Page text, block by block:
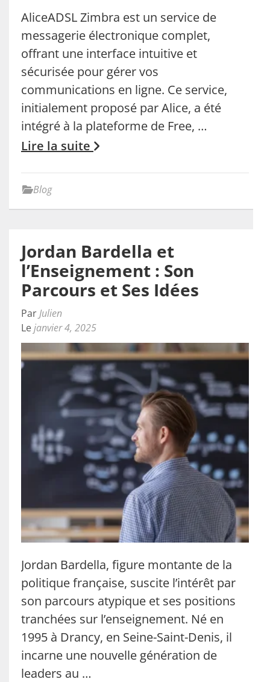
AliceADSL Zimbra est un service de
messagerie électronique complet,
offrant une interface intuitive et
sécurisée pour gérer vos
communications en ligne. Ce service,
initialement proposé par Alice, a été
intégré à la plateforme de Free, …
Lire la suite
Blog
Jordan Bardella et
l’Enseignement : Son
Parcours et Ses Idées
ParJulien
Lejanvier 4, 2025
Jordan Bardella, figure montante de la
politique française, suscite l’intérêt par
son parcours atypique et ses positions
tranchées sur l’enseignement. Né en
1995 à Drancy, en Seine-Saint-Denis, il
incarne une nouvelle génération de
leaders au …